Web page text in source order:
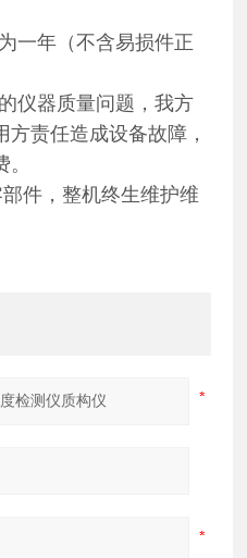
一年（不含易损件正
仪器质量问题，我方
责任造成设备故障，
件，整机终生维护维